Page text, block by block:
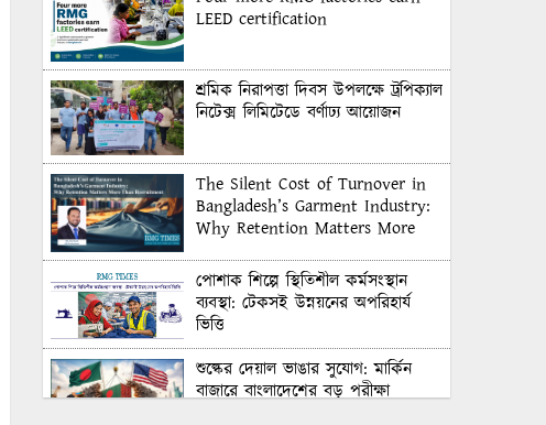
LEED certification
শ্রমিক নিরাপত্তা দিবস উপলক্ষে ট্রপিক্যাল
নিটেক্স লিমিটেডে বর্ণাঢ্য আয়োজন
The Silent Cost of Turnover in
Bangladesh’s Garment Industry:
Why Retention Matters More
পোশাক শিল্পে স্থিতিশীল কর্মসংস্থান
ব্যবস্থা: টেকসই উন্নয়নের অপরিহার্য
ভিত্তি
শুল্কের দেয়াল ভাঙার সুযোগ: মার্কিন
বাজারে বাংলাদেশের বড় পরীক্ষা